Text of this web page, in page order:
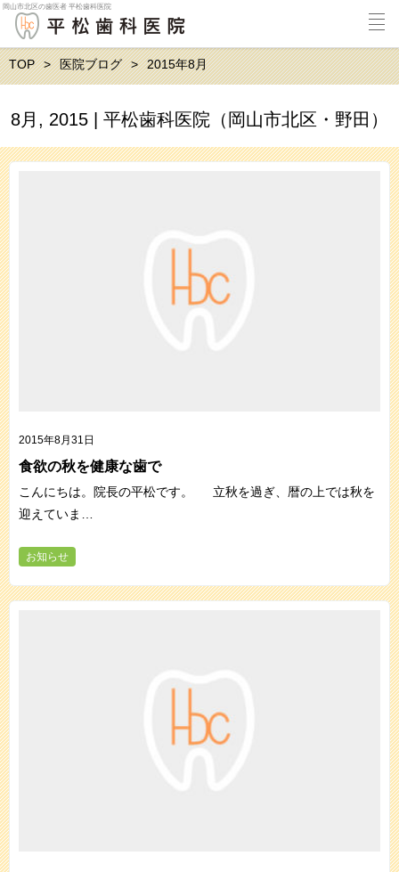
岡山市北区の歯医者 平松歯科医院
TOP 医院ブログ 2015年8月
8月, 2015 | 平松歯科医院（岡山市北区・野田）
2015年8月31日
食欲の秋を健康な歯で
こんにちは。院長の平松です。 立秋を過ぎ、暦の上では秋を
迎えていま…
お知らせ